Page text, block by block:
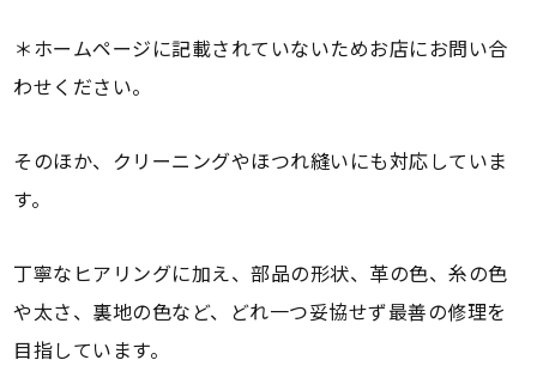
＊ホームページに記載されていないためお店にお問い合
わせください。
そのほか、クリーニングやほつれ縫いにも対応していま
す。
丁寧なヒアリングに加え、部品の形状、革の色、糸の色
や太さ、裏地の色など、どれ一つ妥協せず最善の修理を
目指しています。